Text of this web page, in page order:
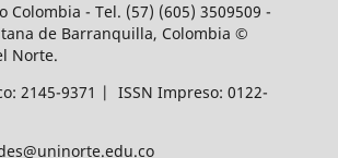
Colombia - Tel. (57) (605) 3509509 -
de Barranquilla, Colombia ©
Norte.
2145-9371 | ISSN Impreso: 0122-